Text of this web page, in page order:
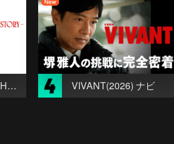
ドラム―VIVANT THE ORIGIN STORY― 4 VIVANT(2026) ナビ